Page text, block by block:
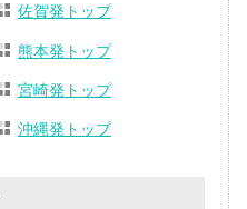
佐賀発トップ
熊本発トップ
宮崎発トップ
沖縄発トップ